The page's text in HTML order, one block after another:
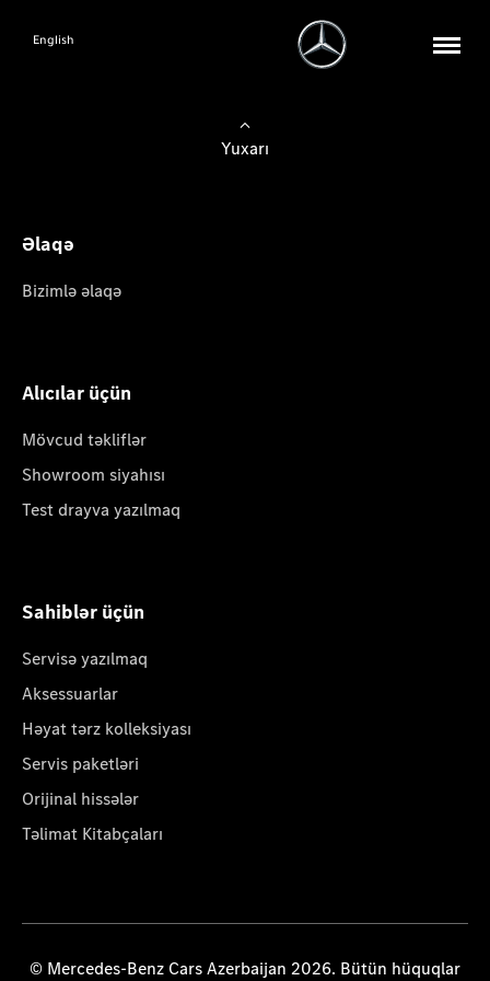
English
Yuxarı
Əlaqə
Bizimlə əlaqə
Alıcılar üçün
Mövcud təkliflər
Showroom siyahısı
Test drayva yazılmaq
Sahiblər üçün
Servisə yazılmaq
Aksessuarlar
Həyat tərz kolleksiyası
Servis paketləri
Orijinal hissələr
Təlimat Kitabçaları
© Mercedes-Benz Cars Azerbaijan 2026. Bütün hüquqlar